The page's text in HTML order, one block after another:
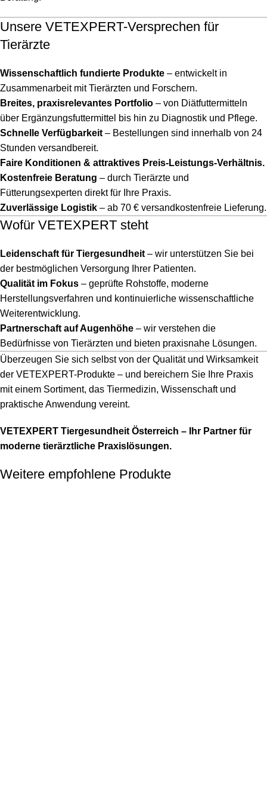
Unsere VETEXPERT-Versprechen für
Tierärzte
Wissenschaftlich fundierte Produkte – entwickelt in
Zusammenarbeit mit Tierärzten und Forschern.
Breites, praxisrelevantes Portfolio – von Diätfuttermitteln
über Ergänzungsfuttermittel bis hin zu Diagnostik und Pflege.
Schnelle Verfügbarkeit – Bestellungen sind innerhalb von 24
Stunden versandbereit.
Faire Konditionen & attraktives Preis-Leistungs-Verhältnis.
Kostenfreie Beratung – durch Tierärzte und
Fütterungsexperten direkt für Ihre Praxis.
Zuverlässige Logistik – ab 70 € versandkostenfreie Lieferung.
Wofür VETEXPERT steht
Leidenschaft für Tiergesundheit – wir unterstützen Sie bei
der bestmöglichen Versorgung Ihrer Patienten.
Qualität im Fokus – geprüfte Rohstoffe, moderne
Herstellungsverfahren und kontinuierliche wissenschaftliche
Weiterentwicklung.
Partnerschaft auf Augenhöhe – wir verstehen die
Bedürfnisse von Tierärzten und bieten praxisnahe Lösungen.
Überzeugen Sie sich selbst von der Qualität und Wirksamkeit
der VETEXPERT-Produkte – und bereichern Sie Ihre Praxis
mit einem Sortiment, das Tiermedizin, Wissenschaft und
praktische Anwendung vereint.
VETEXPERT Tiergesundheit Österreich – Ihr Partner für
moderne tierärztliche Praxislösungen.
Weitere empfohlene Produkte